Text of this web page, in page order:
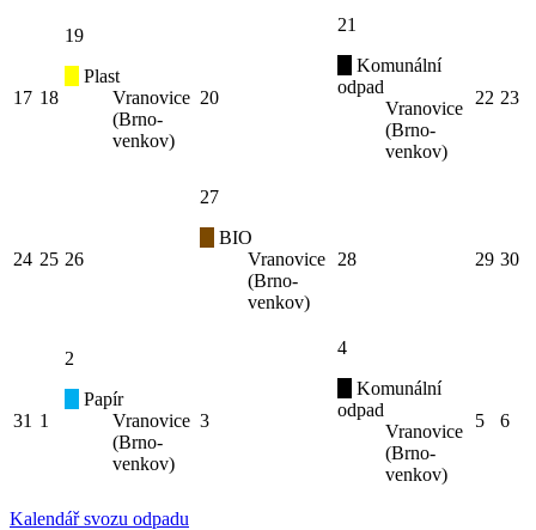
17 18
19
Plast
Vranovice
(Brno-
venkov)
20
21
Komunální
odpad
Vranovice
(Brno-
venkov)
22 23
24 25 26
27
BIO
Vranovice
(Brno-
venkov)
28 29 30
31 1
2
Papír
Vranovice
(Brno-
venkov)
3
4
Komunální
odpad
Vranovice
(Brno-
venkov)
5 6
Kalendář svozu odpadu